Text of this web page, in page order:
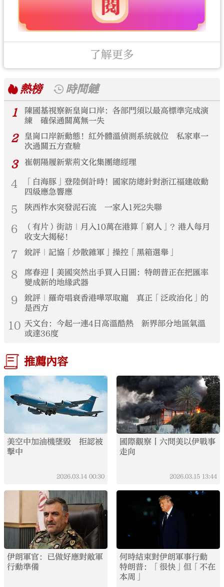
了解更多
熱榜
時間鏈
1
陳國基視察新皇崗口岸：各部門須以最高標準完成演
練 確保通關萬無一失
2
皇崗口岸新動態！紅外體溫偵測系統就位 私家車一
次過關五方查驗
3 崔朝陽履新紫荊文化集團總經理
4
「白海豚」登陸倒計時！國家防總針對浙江福建啟動
四級應急響應
5 陝西柞水突發泥石流 一家人1死2失聯
6
（有片）街訪｜月入10萬在港算「窮人」？港人每月
收支大揭秘！
7 銳評｜記協「炒散雜軍」操控「黑箱選舉」
8
席春迎丨美國突然出手買入日圓：特朗普正在把匯率
變成新的地緣武器
9
銳評｜羅奇唱衰香港嘩眾取寵 真正「泛政治化」的
是西方
10 天文台：今起一連4日高溫酷熱 新界部分地區氣溫
或達36度
推薦內容
美空中加油機墜毀 拒認被
擊中
2026.03.14 00:30
國際觀察丨六問美以伊戰事
走向
2026.03.15 13:44
伊朗軍官：已做好應對敵軍
行動準備
何時結束對伊朗軍事行動
特朗普：「很快」但「不在
本周」